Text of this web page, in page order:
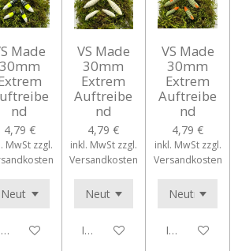
Made
30mm
nd
4,79 €
MwSt zzgl.
den Warenkorb
VS Made
30mm
Extrem
Auftreibe
nd
4,79 €
inkl. MwSt zzgl.
Versandkosten
In den Warenkorb
VS Made
30mm
Extrem
Auftreibe
nd
4,79 €
inkl. MwSt zzgl.
Versandkosten
In den